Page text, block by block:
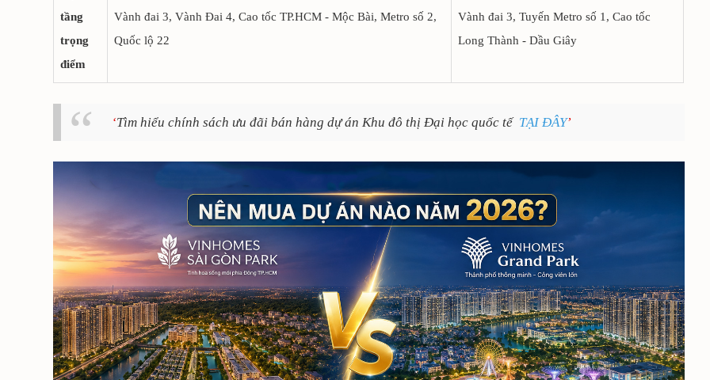
tầng
trọng
điểm
Vành đai 3, Vành Đai 4, Cao tốc TP.HCM - Mộc Bài, Metro số 2,
Quốc lộ 22
Vành đai 3, Tuyến Metro số 1, Cao tốc
Long Thành - Dầu Giây
Tìm hiểu chính sách ưu đãi bán hàng dự án Khu đô thị Đại học quốc tế TẠI ĐÂY